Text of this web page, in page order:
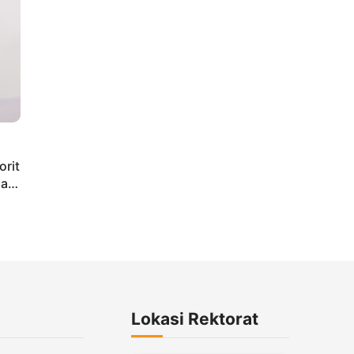
Lokasi Rektorat